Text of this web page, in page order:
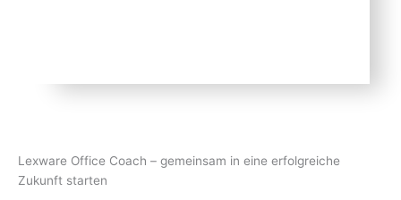
Lexware Office Coach – gemeinsam in eine erfolgreiche
Zukunft starten